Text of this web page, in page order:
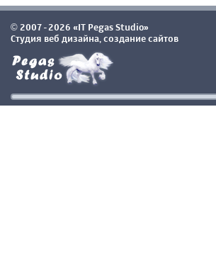
© 2007-2026 «IT Pegas Studio»
Студия веб дизайна, создание сайтов